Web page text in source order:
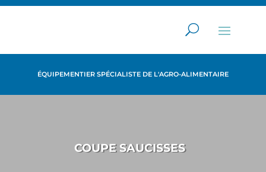
ÉQUIPEMENTIER SPÉCIALISTE DE L'AGRO-ALIMENTAIRE
COUPE SAUCISSES